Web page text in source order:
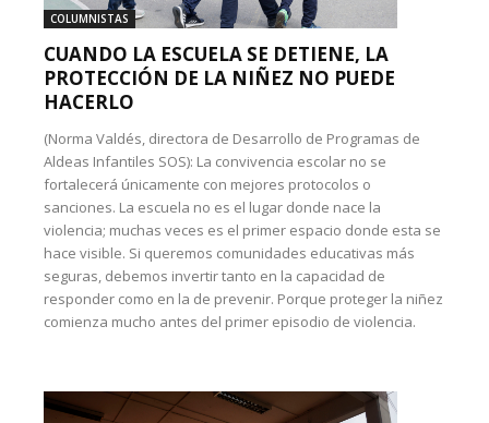
COLUMNISTAS
CUANDO LA ESCUELA SE DETIENE, LA
PROTECCIÓN DE LA NIÑEZ NO PUEDE
HACERLO
(Norma Valdés, directora de Desarrollo de Programas de
Aldeas Infantiles SOS): La convivencia escolar no se
fortalecerá únicamente con mejores protocolos o
sanciones. La escuela no es el lugar donde nace la
violencia; muchas veces es el primer espacio donde esta se
hace visible. Si queremos comunidades educativas más
seguras, debemos invertir tanto en la capacidad de
responder como en la de prevenir. Porque proteger la niñez
comienza mucho antes del primer episodio de violencia.